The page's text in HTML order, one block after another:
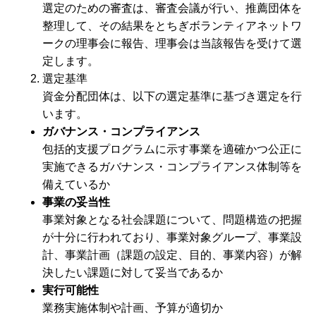
選定のための審査は、審査会議が行い、推薦団体を
整理して、その結果をとちぎボランティアネットワ
ークの理事会に報告、理事会は当該報告を受けて選
定します。
選定基準
資金分配団体は、以下の選定基準に基づき選定を行
います。
ガバナンス・コンプライアンス
包括的支援プログラムに示す事業を適確かつ公正に
実施できるガバナンス・コンプライアンス体制等を
備えているか
事業の妥当性
事業対象となる社会課題について、問題構造の把握
が十分に行われており、事業対象グループ、事業設
計、事業計画（課題の設定、目的、事業内容）が解
決したい課題に対して妥当であるか
実行可能性
業務実施体制や計画、予算が適切か